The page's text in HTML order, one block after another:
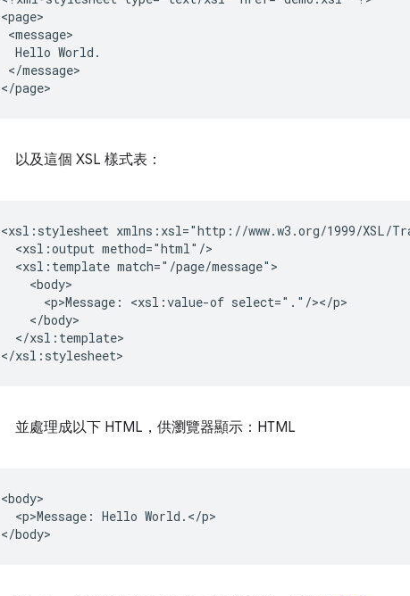
Hello
</message>
以及這個 XSL 樣式表：
<xsl:stylesheet
<xsl:output
<xsl:template
<p>Message:
<xsl:value-of
</xsl:template>
並處理成以下 HTML，供瀏覽器顯示：HTML
<body>
  <p>Message: Hello World.</p>